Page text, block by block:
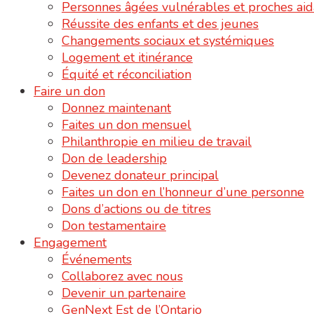
Personnes âgées vulnérables et proches
Réussite des enfants et des jeunes
Changements sociaux et systémiques
Logement et itinérance
Équité et réconciliation
Faire un don
Donnez maintenant
Faites un don mensuel
Philanthropie en milieu de travail
Don de leadership
Devenez donateur principal
Faites un don en l’honneur d’une personne
Dons d’actions ou de titres
Don testamentaire
Engagement
Événements
Collaborez avec nous
Devenir un partenaire
GenNext Est de l’Ontario